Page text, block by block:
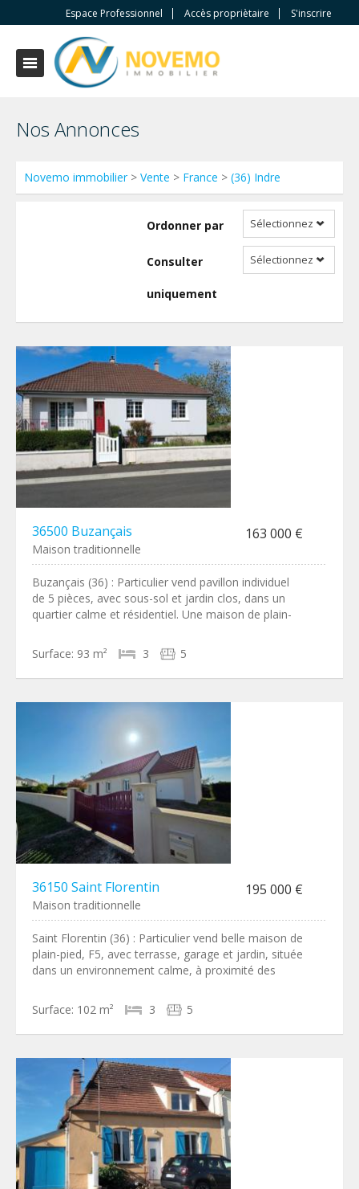
Espace Professionnel Accès propriètaire S'inscrire
Nos Annonces
Novemo immobilier> Vente > France > (36) Indre
Ordonner par Sélectionnez
Consulter
uniquement
Sélectionnez
36500 Buzançais 163 000 €
Maison traditionnelle
Buzançais (36) : Particulier vend pavillon individuel
de 5 pièces, avec sous-sol et jardin clos, dans un
quartier calme et résidentiel. Une maison de plain-
Surface: 93 m² 3 5
36150 Saint Florentin 195 000 €
Maison traditionnelle
Saint Florentin (36) : Particulier vend belle maison de
plain-pied, F5, avec terrasse, garage et jardin, située
dans un environnement calme, à proximité des
Surface: 102 m² 3 5